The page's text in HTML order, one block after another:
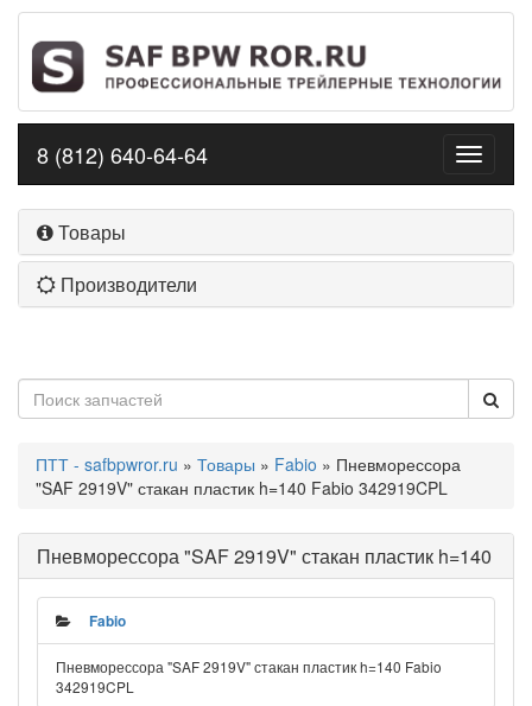
Toggle
8 (812) 640-64-64
Товары
Производители
ПТТ - safbpwror.ru » Товары » Fabio » Пневморессора
"SAF 2919V" стакан пластик h=140 Fabio 342919CPL
Пневморессора "SAF 2919V" стакан пластик h=140
Fabio
Пневморессора "SAF 2919V" стакан пластик h=140 Fabio
342919CPL